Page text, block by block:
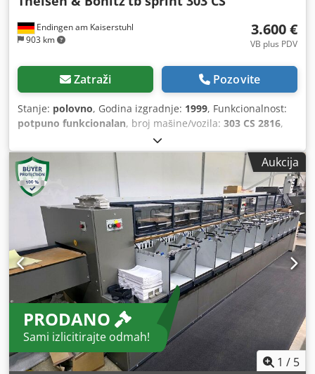
Endingen am Kaiserstuhl
903 km
3.600 €
VB plus PDV
Zatraži Pozovite
Stanje: polovno, Godina izgradnje: 1999, Funkcionalnost:
potpuno funkcionalan, broj mašine/vozila: 303 CS 2816,
, ukupna dužina:
ukupna visina:2.000 mm, Oprema:kompresor,
Aukcija
PRODANO
Sami izlicitirajte odmah!
1 / 5